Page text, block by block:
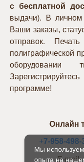
Мы
опыта на
с бесплатной
выдачи). В личном
Ваши заказы,
отправок.
полиграфической
программе!
Онлайн
+7-958-498-
E-mail: